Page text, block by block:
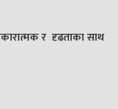
र दृढताका साथ